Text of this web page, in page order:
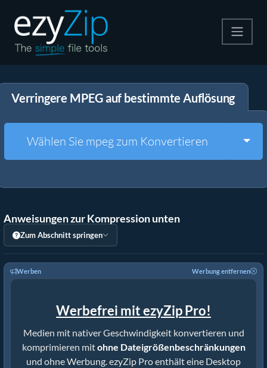
Entpacken
Weitere Tools
Verringere MPEG auf bestimmte Auflösung
Wählen Sie mpeg zum Konvertieren
Anweisungen zur Kompression unten
Zum Abschnitt springen
Werben Werbung entfernen
Werbefrei mit ezyZip Pro!
Medien mit nativer Geschwindigkeit konvertieren und
komprimieren mitohne Dateigrößenbeschränkungen
und ohne Werbung. ezyZip Pro enthält eine Desktop